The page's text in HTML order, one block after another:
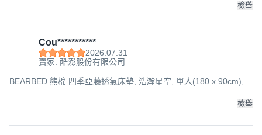
檢舉
Cou***********
2026.07.31
賣家: 酷澎股份有限公司
BEARBED 熊棉 四季亞藤透氣床墊, 浩瀚星空, 單人(180 x 90cm),
檢舉